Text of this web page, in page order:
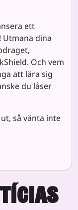
ett
dina
Och vem
att lära sig
du låser
så vänta inte